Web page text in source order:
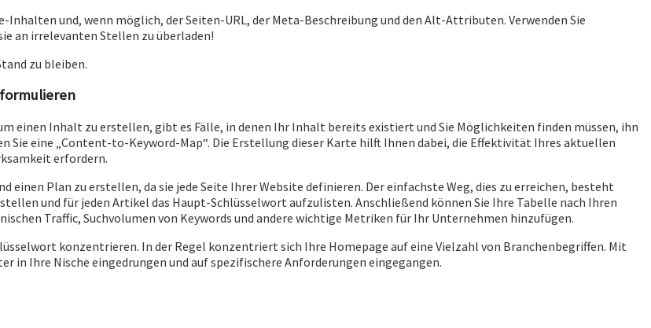
und, wenn möglich, der Seiten-URL, der Meta-Beschreibung und den Alt-Attributen. Verwenden Sie
an irrelevanten Stellen zu überladen!
zu bleiben.
einen Inhalt zu erstellen, gibt es Fälle, in denen Ihr Inhalt bereits existiert und Sie Möglichkeiten finden müssen, ihn
Sie eine „Content-to-Keyword-Map“. Die Erstellung dieser Karte hilft Ihnen dabei, die Effektivität Ihres aktuellen
erfordern.
Plan zu erstellen, da sie jede Seite Ihrer Website definieren. Der einfachste Weg, dies zu erreichen, besteht
und für jeden Artikel das Haupt-Schlüsselwort aufzulisten. Anschließend können Sie Ihre Tabelle nach Ihren
Traffic, Suchvolumen von Keywords und andere wichtige Metriken für Ihr Unternehmen hinzufügen.
konzentrieren. In der Regel konzentriert sich Ihre Homepage auf eine Vielzahl von Branchenbegriffen. Mit
Ihre Nische eingedrungen und auf spezifischere Anforderungen eingegangen.